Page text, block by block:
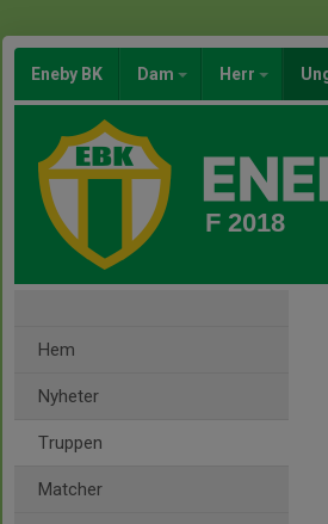
Eneby BK Dam Herr
F 2018
Hem
Nyheter
Truppen
Matcher